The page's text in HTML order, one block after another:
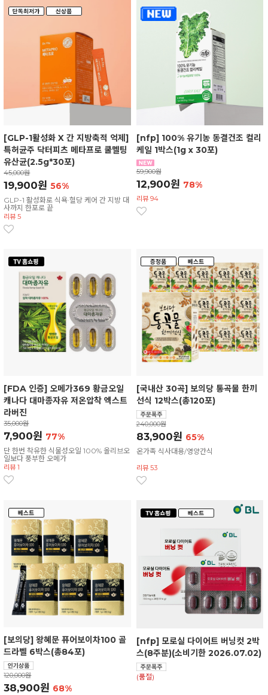
[GLP-1활성화 X 간 지방축적 억제]
특허균주 닥터피츠 메타프로 쿨멜팅
유산균(2.5g*30포)
45,000원
19,900원56%
GLP-1 활성화로 식욕·혈당 케어 간 지방 대
사까지 한포로 끝
리뷰 5
[nfp] 100% 유기농 동결건조 컬리
케일 1박스(1g x 30포)
59,900원
12,900원 78%
리뷰 94
[FDA 인증] 오메가369 황금오일
캐나다 대마종자유 저온압착 엑스트
라버진
35,000원
7,900원 77%
단 한번 착유한 식물성오일 100% 올리브오
일보다 풍부한 오메가
리뷰 1
[국내산 30곡] 보의당 통곡물 한끼
선식 12박스(총120포)
240,000원
83,900원 65%
온가족 식사대용/영양간식
리뷰 53
[보의당] 왕혜문 퓨어보이차100 골
드라벨 6박스(총84포)
120,000원
38,900원 68%
[nfp] 모로실 다이어트 버닝컷 2박
스(8주분)(소비기한 2026.07.02)
(품절)